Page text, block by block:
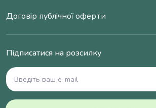
Договір публічної оферти
Підписатися на розсилку